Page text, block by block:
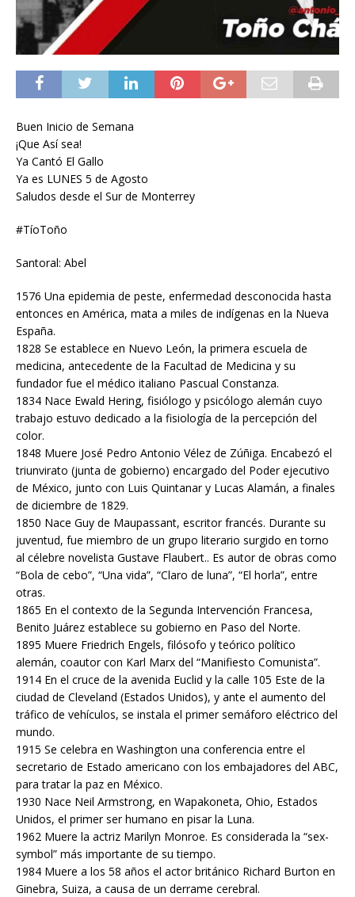
Buen Inicio de Semana
¡Que Así sea!
Ya Cantó El Gallo
Ya es LUNES 5 de Agosto
Saludos desde el Sur de Monterrey
#TíoToño
Santoral: Abel
1576 Una epidemia de peste, enfermedad desconocida hasta
entonces en América, mata a miles de indígenas en la Nueva
España.
1828 Se establece en Nuevo León, la primera escuela de
medicina, antecedente de la Facultad de Medicina y su
fundador fue el médico italiano Pascual Constanza.
1834 Nace Ewald Hering, fisiólogo y psicólogo alemán cuyo
trabajo estuvo dedicado a la fisiología de la percepción del
color.
1848 Muere José Pedro Antonio Vélez de Zúñiga. Encabezó el
triunvirato (junta de gobierno) encargado del Poder ejecutivo
de México, junto con Luis Quintanar y Lucas Alamán, a finales
de diciembre de 1829.
1850 Nace Guy de Maupassant, escritor francés. Durante su
juventud, fue miembro de un grupo literario surgido en torno
al célebre novelista Gustave Flaubert.. Es autor de obras como
“Bola de cebo”, “Una vida”, “Claro de luna”, “El horla”, entre
otras.
1865 En el contexto de la Segunda Intervención Francesa,
Benito Juárez establece su gobierno en Paso del Norte.
1895 Muere Friedrich Engels, filósofo y teórico político
alemán, coautor con Karl Marx del “Manifiesto Comunista”.
1914 En el cruce de la avenida Euclid y la calle 105 Este de la
ciudad de Cleveland (Estados Unidos), y ante el aumento del
tráfico de vehículos, se instala el primer semáforo eléctrico del
mundo.
1915 Se celebra en Washington una conferencia entre el
secretario de Estado americano con los embajadores del ABC,
para tratar la paz en México.
1930 Nace Neil Armstrong, en Wapakoneta, Ohio, Estados
Unidos, el primer ser humano en pisar la Luna.
1962 Muere la actriz Marilyn Monroe. Es considerada la “sex-
symbol” más importante de su tiempo.
1984 Muere a los 58 años el actor británico Richard Burton en
Ginebra, Suiza, a causa de un derrame cerebral.